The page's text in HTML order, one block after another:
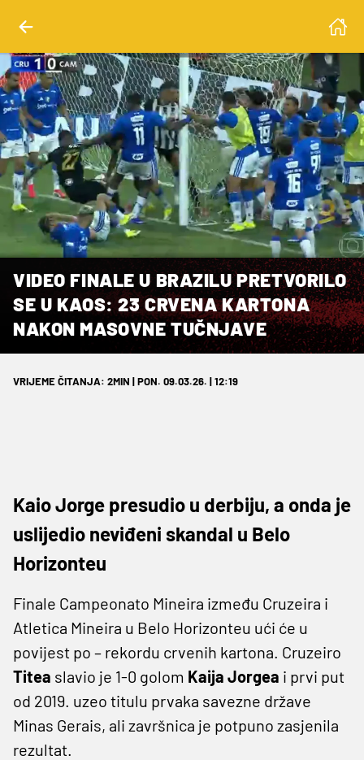
VIDEO FINALE U BRAZILU PRETVORILO
SE U KAOS: 23 CRVENA KARTONA
NAKON MASOVNE TUČNJAVE
VRIJEME ČITANJA: 2MIN | PON. 09.03.26. | 12:19
Kaio Jorge presudio u derbiju, a onda je
uslijedio neviđeni skandal u Belo
Horizonteu
Finale Campeonato Mineira između Cruzeira i
Atletica Mineira u Belo Horizonteu ući će u
povijest po – rekordu crvenih kartona. Cruzeiro
Titea slavio je 1-0 golom Kaija Jorgea i prvi put
od 2019. uzeo titulu prvaka savezne države
Minas Gerais, ali završnica je potpuno zasjenila
rezultat.